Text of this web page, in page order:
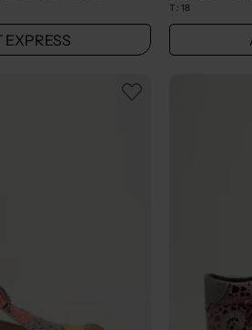
EXPRESS
T : 18